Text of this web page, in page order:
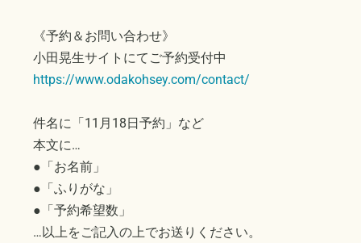
《予約＆お問い合わせ》
小田晃生サイトにてご予約受付中
https://www.odakohsey.com/contact/
件名に「11月18日予約」など
本文に…
●「お名前」
●「ふりがな」
●「予約希望数」
…以上をご記入の上でお送りください。